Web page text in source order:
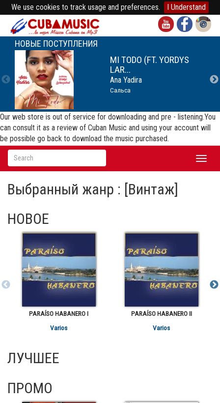
We use cookies to track usage and preferences. I Understand
НОВЫЕ ПОСТУПЛЕНИЯ
MI TODO (FT. YORDYS
LAR...
Ana Yadira
Сальса
Our web store is out of service for downloading and pre - listening.You
can consult it as a review of Cuban Music and using your account will
be possible go back to download the music purchased.
Выбранный жанр : [Винтаж]
НОВОЕ
PARAÍSO HABANERO I
Varios
PARAÍSO HABANERO II
Varios
ЛУЧШЕЕ
ПРОМО